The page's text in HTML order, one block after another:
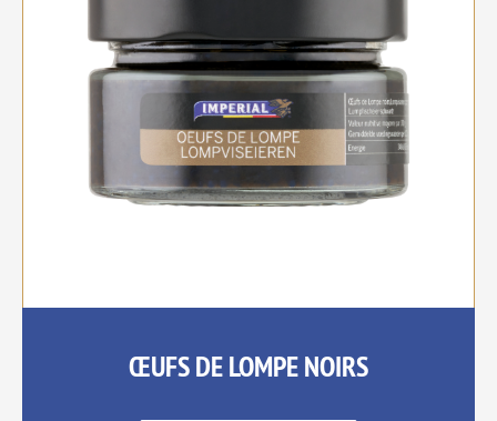
ŒUFS DE LOMPE NOIRS